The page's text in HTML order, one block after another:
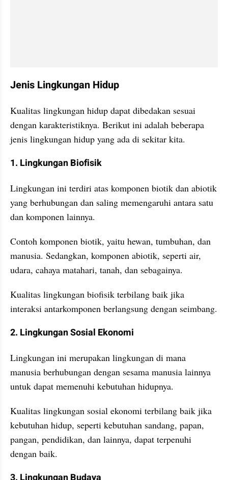
Jenis Lingkungan Hidup
Kualitas lingkungan hidup dapat dibedakan sesuai
dengan karakteristiknya. Berikut ini adalah beberapa
jenis lingkungan hidup yang ada di sekitar kita.
1. Lingkungan Biofisik
Lingkungan ini terdiri atas komponen biotik dan abiotik
yang berhubungan dan saling memengaruhi antara satu
dan komponen lainnya.
Contoh komponen biotik, yaitu hewan, tumbuhan, dan
manusia. Sedangkan, komponen abiotik, seperti air,
udara, cahaya matahari, tanah, dan sebagainya.
Kualitas lingkungan biofisik terbilang baik jika
interaksi antarkomponen berlangsung dengan seimbang.
2. Lingkungan Sosial Ekonomi
Lingkungan ini merupakan lingkungan di mana
manusia berhubungan dengan sesama manusia lainnya
untuk dapat memenuhi kebutuhan hidupnya.
Kualitas lingkungan sosial ekonomi terbilang baik jika
kebutuhan hidup, seperti kebutuhan sandang, papan,
pangan, pendidikan, dan lainnya, dapat terpenuhi
dengan baik.